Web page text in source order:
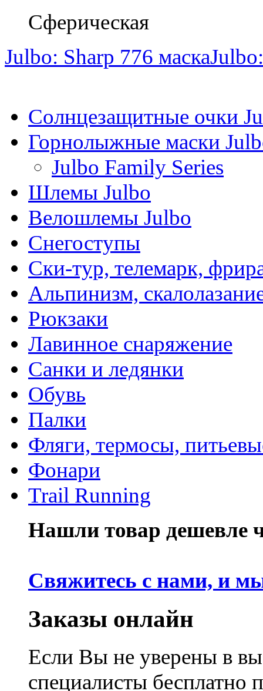
Сферическая
Julbo: Sharp 776 маска
Солнцезащитные очки
Горнолыжные маски
Julbo Family Series
Шлемы Julbo
Велошлемы Julbo
Снегоступы
Ски-тур, телемарк,
Альпинизм,
Рюкзаки
Лавинное снаряжение
Санки и ледянки
Обувь
Палки
Фляги, термосы,
Фонари
Trail Running
Нашли товар дешевле
Свяжитесь с нами, и
Заказы онлайн
Если Вы не уверены в
специалисты